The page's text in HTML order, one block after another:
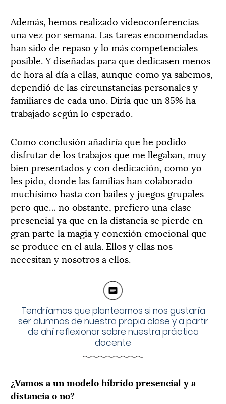
Además, hemos realizado videoconferencias
una vez por semana. Las tareas encomendadas
han sido de repaso y lo más competenciales
posible. Y diseñadas para que dedicasen menos
de hora al día a ellas, aunque como ya sabemos,
dependió de las circunstancias personales y
familiares de cada uno. Diría que un 85% ha
trabajado según lo esperado.
Como conclusión añadiría que he podido
disfrutar de los trabajos que me llegaban, muy
bien presentados y con dedicación, como yo
les pido, donde las familias han colaborado
muchísimo hasta con bailes y juegos grupales
pero que… no obstante, prefiero una clase
presencial ya que en la distancia se pierde en
gran parte la magia y conexión emocional que
se produce en el aula. Ellos y ellas nos
necesitan y nosotros a ellos.
Tendríamos que plantearnos si nos gustaría
ser alumnos de nuestra propia clase y a partir
de ahí reflexionar sobre nuestra práctica
docente
¿Vamos a un modelo híbrido presencial y a
distancia o no?